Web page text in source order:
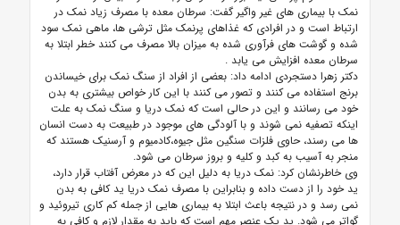
نمک با بیماری های غیر واگیر گفت: سرطان معده با مصرف زیاد نمک در
ارتباط است و در افرادی که غذاهای پرنمک مثل ترشی ها، ماهی نمک سود
شده و گوشت های فرآوری شده به میزان بالا مصرف می کنند خطر ابتلا به
سرطان معده افزایش می یابد .
دکتر زهرا دستجردی ادامه داد: بعضی از افراد از سنگ نمک برای خیساندن
برنج استفاده می کنند و تصور می کنند با این کار خواص بیشتری به بدن
خود می رسانند و این در حالی است که نمک دریا و سنگ نمک به علت
اینکه تصفیه نمی شوند و با آلودگی های موجود در طبیعت به دست انسان
ها می رسند، حاوی فلزات سنگین مثل جیوه،کادمیوم و آرسنیک هستند که
منجر به آسیب به کبد و کلیه و بروز سرطان می شود.
وی خاطرنشان کرد: نمک دریا به دلیل این که در معرض آفتاب قرار دارد،
ید خود را از دست داده و بنابراین با مصرف نمک دریا ید کافی به بدن
نمی رسد و در نتیجه باعث ابتلا به بیماری هایی از جمله کم کاری تیروئید و
گواتر می شود. ید یک عنصر مهم است که باید به مقدار لازم و کافی به